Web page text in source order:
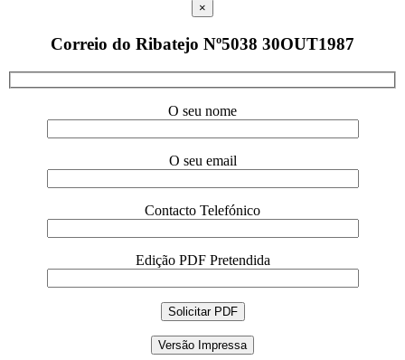
×
Correio do Ribatejo Nº5038 30OUT1987
O seu nome
O seu email
Contacto Telefónico
Edição PDF Pretendida
Versão Impressa